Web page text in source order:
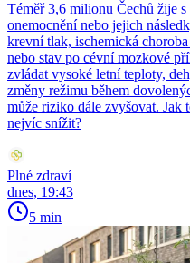
Téměř 3,6 milionu Čechů žije
onemocnění nebo jejich
krevní tlak, ischemická
nebo stav po cévní mozkové
zvládat vysoké letní teploty,
změny režimu během
může riziko dále zvyšovat. Jak
nejvíc snížit?
Plné zdraví
dnes, 19:43
5 min